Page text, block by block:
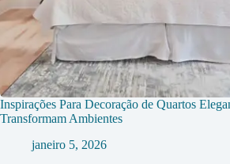
Inspirações Para Decoração de Quartos
Transformam Ambientes
janeiro 5, 2026